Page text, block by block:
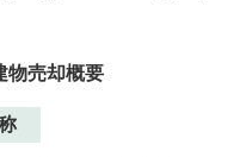
物売却概要